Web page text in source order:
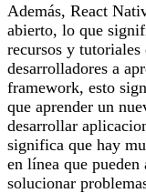
Además, React
abierto, lo que
recursos y
desarrolladores a
framework, esto
que aprender un
desarrollar
significa que hay
en línea que pueden
solucionar